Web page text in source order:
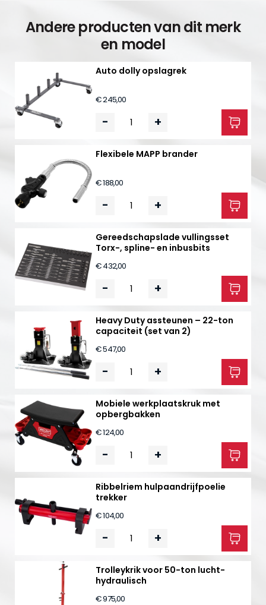
Andere producten van dit merk
en model
Auto dolly opslagrek
€ 245,00
- +
Flexibele MAPP brander
€ 188,00
- +
Gereedschapslade vullingsset
Torx-, spline- en inbusbits
€ 432,00
- +
Heavy Duty assteunen – 22-ton
capaciteit (set van 2)
€ 547,00
- +
Mobiele werkplaatskruk met
opbergbakken
€ 124,00
- +
Ribbelriem hulpaandrijfpoelie
trekker
€ 104,00
- +
Trolleykrik voor 50-ton lucht-
hydraulisch
€ 975,00